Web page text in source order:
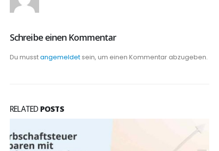
Schreibe einen Kommentar
Du musstangemeldet sein, um einen Kommentar abzugeben.
RELATED POSTS